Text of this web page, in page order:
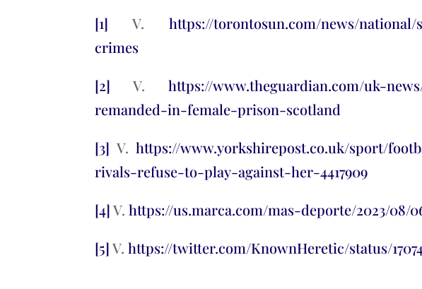
[1] V. https://torontosun.com/news/
crimes
[2] V. https://www.theguardian.com/uk-
remanded-in-female-prison-scotland
[3] V. https://www.yorkshirepost.co.uk/sport/
rivals-refuse-to-play-against-her-4417909
[4]V.https://us.marca.com/mas-deporte/2023/08/
[5]V.https://twitter.com/KnownHeretic/status/